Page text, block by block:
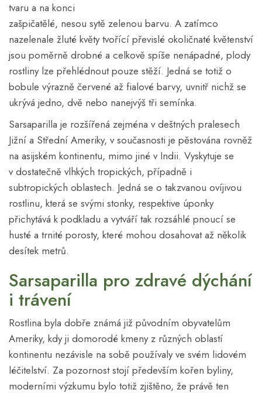
tvaru a na konci
zašpičatělé, nesou sytě zelenou barvu. A zatímco
nazelenale žluté květy tvořící převislé okoličnaté květenství
jsou poměrně drobné a celkově spíše nenápadné, plody
rostliny lze přehlédnout pouze stěží. Jedná se totiž o
bobule výrazně červené až fialové barvy, uvnitř nichž se
ukrývá jedno, dvě nebo nanejvýš tři semínka.
Sarsaparilla je rozšířená zejména v deštných pralesech
Jižní a Střední Ameriky, v současnosti je pěstována rovněž
na asijském kontinentu, mimo jiné v Indii. Vyskytuje se
v dostatečně vlhkých tropických, případně i
subtropických oblastech. Jedná se o takzvanou ovíjivou
rostlinu, která se svými stonky, respektive úponky
přichytává k podkladu a vytváří tak rozsáhlé pnoucí se
husté a trnité porosty, které mohou dosahovat až několik
desítek metrů.
Sarsaparilla pro zdravé dýchání
i trávení
Rostlina byla dobře známá již původním obyvatelům
Ameriky, kdy ji domorodé kmeny z různých oblastí
kontinentu nezávisle na sobě používaly ve svém lidovém
léčitelství. Za pozornost stojí především kořen byliny,
moderními výzkumu bylo totiž zjištěno, že právě ten